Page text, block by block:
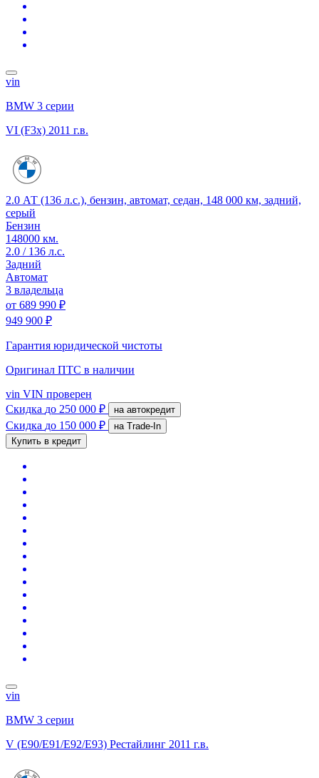
vin
BMW 3 серии
VI (F3x) 2011 г.в.
2.0 АТ (136 л.с.), бензин, автомат, седан, 148 000 км, задний,
серый
Бензин
148000 км.
2.0 / 136 л.с.
Задний
Автомат
3 владельца
от 689 990 ₽
949 900 ₽
Гарантия юридической чистоты
Оригинал ПТС в наличии
vin VIN проверен
Скидка до 250 000 ₽ на автокредит
Скидка до 150 000 ₽
на Trade-In
Купить в кредит
vin
BMW 3 серии
V (E90/E91/E92/E93) Рестайлинг 2011 г.в.